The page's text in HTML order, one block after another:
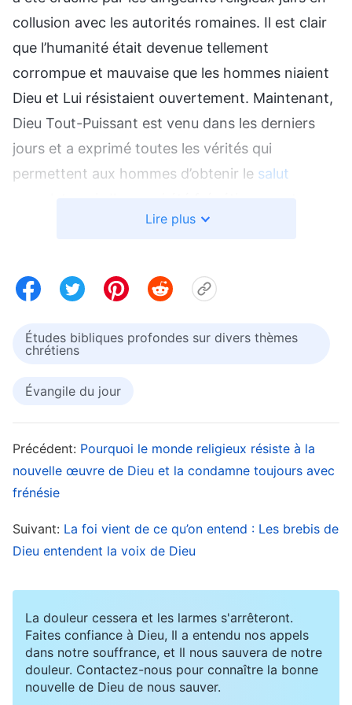
collusion avec les autorités romaines. Il est clair
que l’humanité était devenue tellement
corrompue et mauvaise que les hommes niaient
Dieu et Lui résistaient ouvertement. Maintenant,
Dieu Tout-Puissant est venu dans les derniers
jours et a exprimé toutes les vérités qui
permettent aux hommes d’obtenir le salut
condamné et bravé par le monde religieux et le
génération. C’est précisément l’accomplissement
de ces paroles du Seigneur Jésus : «
ciel à l’autre, ainsi sera le Fils de l’homme en son
beaucoup, et qu’il soit rejeté par cette
génération»(Luc 17:24-25). Le gouvernement
chinois est un gouvernement athée, son essence
même est en opposition avec Dieu, si bien que sa
condamnation de l’Église de Dieu Tout-Puissant
n’a rien d’étrange. Cependant, les pasteurs et les
anciens du monde religieux d’aujourd’hui
d’explorer la manifestation et l’œuvre de Dieu
Tout-Puissant, ils Lui résistent et Le condamnent
frénétiquement ? Cela mérite qu’on y réfléchisse
Lire plus
Études bibliques profondes sur divers thèmes
chrétiens
Évangile du jour
Précédent: Pourquoi le monde religieux résiste à la
nouvelle œuvre de Dieu et la condamne toujours avec
frénésie
Suivant: La foi vient de ce qu’on entend : Les brebis de
Dieu entendent la voix de Dieu
La douleur cessera et les larmes s'arrêteront.
Faites confiance à Dieu, Il a entendu nos appels
dans notre souffrance, et Il nous sauvera de notre
douleur. Contactez-nous pour connaître la bonne
nouvelle de Dieu de nous sauver.